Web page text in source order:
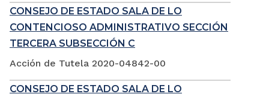
CONSEJO DE ESTADO SALA DE LO
CONTENCIOSO ADMINISTRATIVO SECCIÓN
TERCERA SUBSECCIÓN C
Acción de Tutela 2020-04842-00
CONSEJO DE ESTADO SALA DE LO